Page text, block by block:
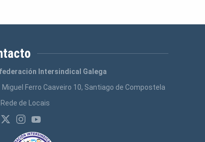
Intersindical Galega
Miguel Ferro Caaveiro 10, Santiago de Compostela
Rede de Locais